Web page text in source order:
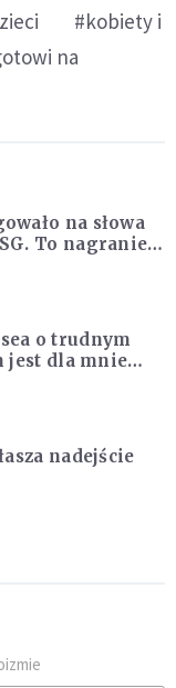
#kobiety i
na
na słowa
To nagranie
o trudnym
jest dla mnie
trofea”
nadejście